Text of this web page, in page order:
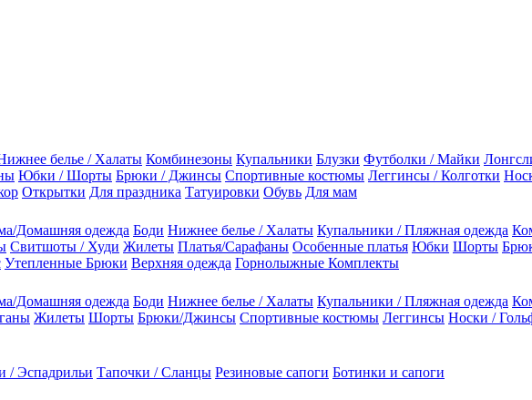
белье / Халаты Комбинезоны Купальники Блузки Футболки / Майки
Юбки / Шорты Брюки / Джинсы Спортивные костюмы Леггинсы / Колготки
Открытки Для праздника Татуировки Обувь Для мам
Домашняя одежда Боди Нижнее белье / Халаты Купальники / Пляжная одежда
Свитшоты / Худи Жилеты Платья/Сарафаны Особенные платья Юбки Шорты
Утепленные Брюки Верхняя одежда Горнолыжные Комплекты
Домашняя одежда Боди Нижнее белье / Халаты Купальники / Пляжная одежда
Жилеты Шорты Брюки/Джинсы Спортивные костюмы Леггинсы Носки /
/ Эспадрильи Тапочки / Сланцы Резиновые сапоги Ботинки и сапоги